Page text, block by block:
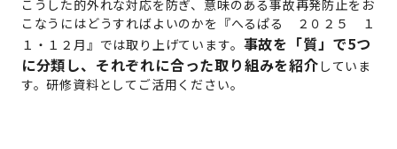
こうした的外れな対応を防ぎ、意味のある事故再発防止をお
こなうにはどうすればよいのかを『へるぱる ２０２５ １
１・１２月』では取り上げています。 事故を「質」で5つ
に分類し、それぞれに合った取り組みを紹介 していま
す。研修資料としてご活用ください。